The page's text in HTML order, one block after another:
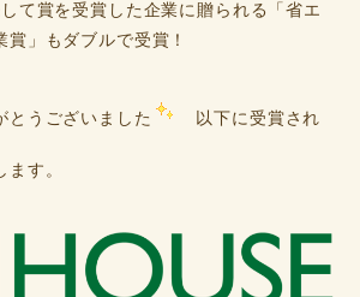
て賞を受賞した企業に贈られる「省エ
」もダブルで受賞！
とうございました 以下に受賞され
す。